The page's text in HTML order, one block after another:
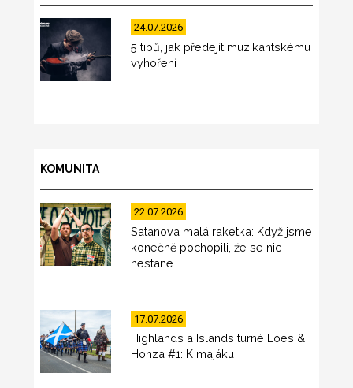
24.07.2026
5 tipů, jak předejít muzikantskému
vyhoření
KOMUNITA
22.07.2026
Satanova malá raketka: Když jsme
konečně pochopili, že se nic
nestane
17.07.2026
Highlands a Islands turné Loes &
Honza #1: K majáku